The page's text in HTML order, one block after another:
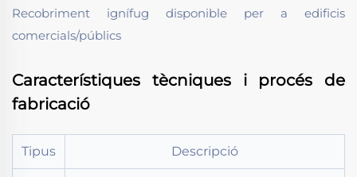
Recobriment ignífug disponible per a edificis
comercials/públics
Característiques tècniques i procés de
fabricació
Tipus Descripció